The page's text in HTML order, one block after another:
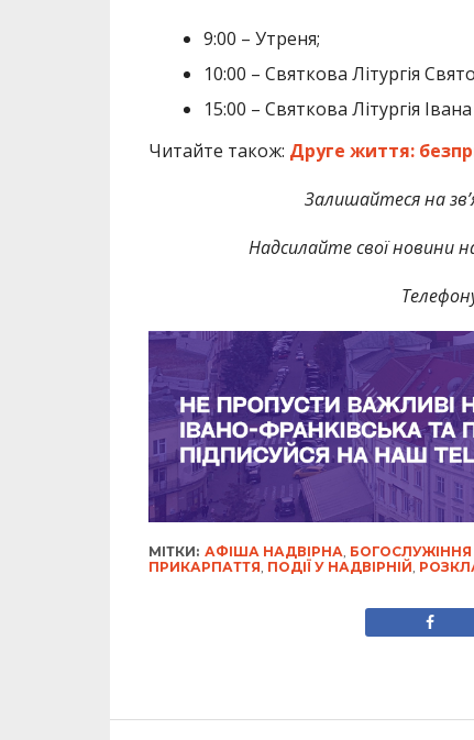
9:00 – Утреня;
10:00 – Святкова Літургія
15:00 – Святкова Літургія
Читайте також: Друге життя:
Залишайтеся на
Надсилайте свої новини
МІТКИ: АФІША НАДВІРНА, БОГОСЛУЖІННЯ
ПРИКАРПАТТЯ, ПОДІЇ У НАДВІРНІЙ,